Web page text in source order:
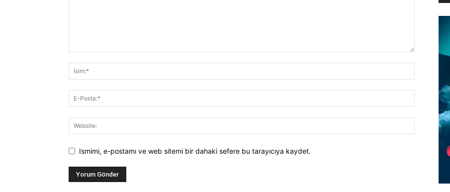
Ismimi, e-postamı ve web sitemi bir dahaki sefere bu tarayıcıya kaydet.